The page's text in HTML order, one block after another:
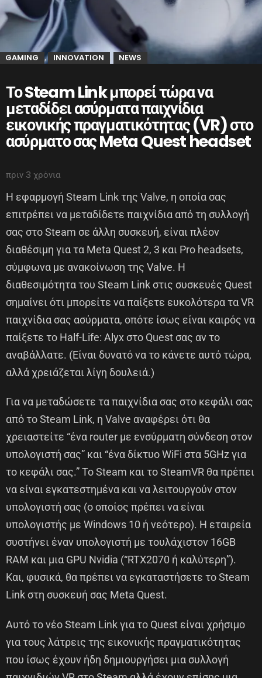
GAMING , INNOVATION NEWS
Το Steam Link μπορεί τώρα να
μεταδίδει ασύρματα παιχνίδια
εικονικής πραγματικότητας (VR) στο
ασύρματο σας Meta Quest headset
πριν 3 χρόνια
Η εφαρμογή Steam Link της Valve, η οποία σας
επιτρέπει να μεταδίδετε παιχνίδια από τη συλλογή
σας στο Steam σε άλλη συσκευή, είναι πλέον
διαθέσιμη για τα Meta Quest 2, 3 και Pro headsets,
σύμφωνα με ανακοίνωση της Valve. Η
διαθεσιμότητα του Steam Link στις συσκευές Quest
σημαίνει ότι μπορείτε να παίξετε ευκολότερα τα VR
παιχνίδια σας ασύρματα, οπότε ίσως είναι καιρός να
παίξετε το Half-Life: Alyx στο Quest σας αν το
αναβάλλατε. (Είναι δυνατό να το κάνετε αυτό τώρα,
αλλά χρειάζεται λίγη δουλειά.)
Για να μεταδώσετε τα παιχνίδια σας στο κεφάλι σας
από το Steam Link, η Valve αναφέρει ότι θα
χρειαστείτε “ένα router με ενσύρματη σύνδεση στον
υπολογιστή σας” και “ένα δίκτυο WiFi στα 5GHz για
το κεφάλι σας.” Το Steam και το SteamVR θα πρέπει
να είναι εγκατεστημένα και να λειτουργούν στον
υπολογιστή σας (ο οποίος πρέπει να είναι
υπολογιστής με Windows 10 ή νεότερο). Η εταιρεία
συστήνει έναν υπολογιστή με τουλάχιστον 16GB
RAM και μια GPU Nvidia (“RTX2070 ή καλύτερη”).
Και, φυσικά, θα πρέπει να εγκαταστήσετε το Steam
Link στη συσκευή σας Meta Quest.
Αυτό το νέο Steam Link για το Quest είναι χρήσιμο
για τους λάτρεις της εικονικής πραγματικότητας
που ίσως έχουν ήδη δημιουργήσει μια συλλογή